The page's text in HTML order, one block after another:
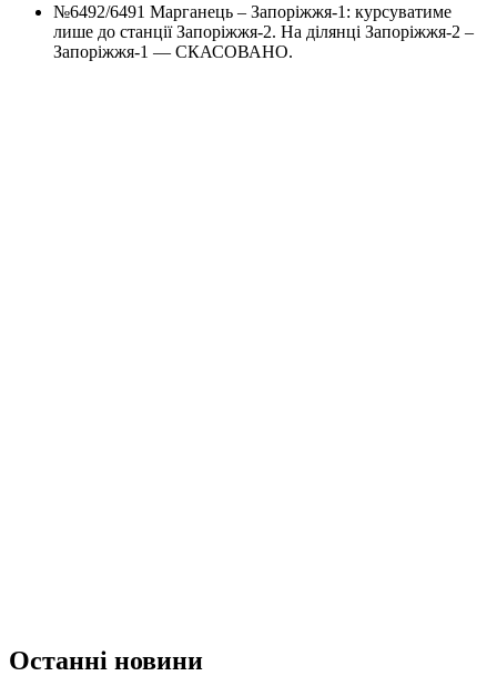
№6492/6491 Марганець – Запоріжжя-1: курсуватиме
лише до станції Запоріжжя-2. На ділянці Запоріжжя-2 –
Запоріжжя-1 — СКАСОВАНО.
Останні новини